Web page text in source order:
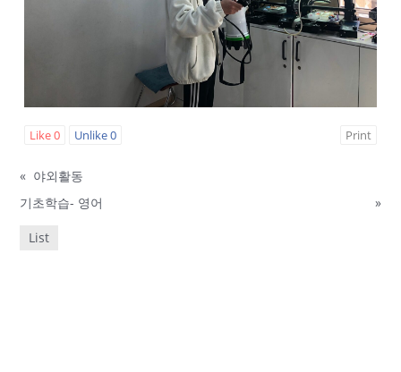
Like0 Unlike0 Print
« 야외활동
기초학습- 영어
»
List